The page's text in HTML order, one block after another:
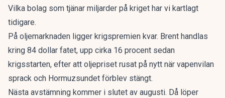
Vilka bolag som tjänar miljarder på kriget har vi kartlagt
tidigare.
På oljemarknaden ligger krigspremien kvar. Brent handlas
kring 84 dollar fatet, upp cirka 16 procent sedan
krigsstarten, efter att oljepriset rusat på nytt när vapenvilan
sprack och Hormuzsundet förblev stängt.
Nästa avstämning kommer i slutet av augusti. Då löper